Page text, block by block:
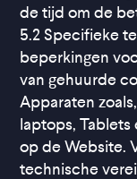
de tijd om de
5.2 Specifieke
beperkingen
van gehuurde
Apparaten
laptops,
op de Website.
technische